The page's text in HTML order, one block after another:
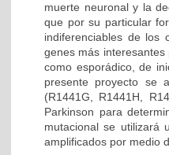
muerte neuronal y la
que por su particular
indiferenciables de los
genes más
como esporádico, de
presente proyecto se
(R1441G, R1441H,
Parkinson para
mutacional se utilizará
amplificados por medio